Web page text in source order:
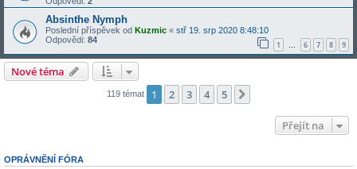
Absinthe Nymph
Poslední příspěvek od Kuzmic « stř 19. srp 2020 8:48:10
Odpovědi: 84 1 … 6 7 8 9
Nové téma
119 témat 1 2 3 4 5
Přejít na
OPRÁVNĚNÍ FÓRA